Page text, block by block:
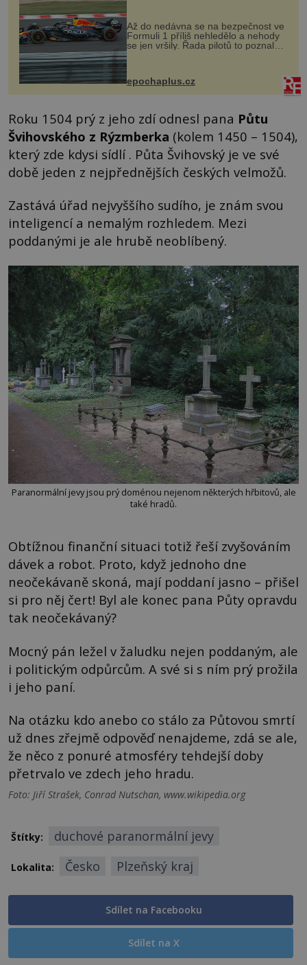
Až do nedávna se na bezpečnost ve
Formuli 1 příliš nehledělo a nehody
se jen vršily. Řada pilotů to poznala
na vlastní kůži, často s trvalými
následky nebo bohužel i ztrátou
života. Dnes nepochopiteln...
epochaplus.cz
Roku 1504 prý z jeho zdí odnesl pana Půtu
Švihovského z Rýzmberka (kolem 1450 – 1504),
který zde kdysi sídlí . Půta Švihovský je ve své
době jeden z nejpřednějších českých velmožů.
Zastává úřad nejvyššího sudího, je znám svou
inteligencí a nemalým rozhledem. Mezi
poddanými je ale hrubě neoblíbený.
Paranormální jevy jsou prý doménou nejenom některých hřbitovů, ale
také hradů.
Obtížnou finanční situaci totiž řeší zvyšováním
dávek a robot. Proto, když jednoho dne
neočekávaně skoná, mají poddaní jasno – přišel
si pro něj čert! Byl ale konec pana Půty opravdu
tak neočekávaný?
Mocný pán ležel v žaludku nejen poddaným, ale
i politickým odpůrcům. A své si s ním prý prožila
i jeho paní.
Na otázku kdo anebo co stálo za Půtovou smrtí
už dnes zřejmě odpověď nenajdeme, zdá se ale,
že něco z ponuré atmosféry tehdejší doby
přetrvalo ve zdech jeho hradu.
Foto: Jiří Strašek, Conrad Nutschan, www.wikipedia.org
Štítky: duchové paranormální jevy
Lokalita: Česko Plzeňský kraj
Sdílet na Facebooku
Sdílet na X